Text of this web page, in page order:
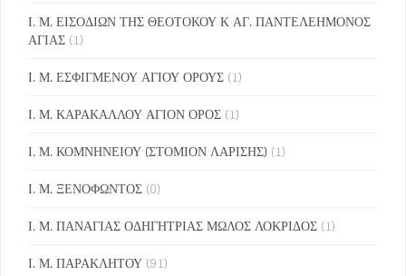
Ι. Μ. ΕΙΣΟΔΙΩΝ ΤΗΣ ΘΕΟΤΟΚΟΥ Κ ΑΓ. ΠΑΝΤΕΛΕΗΜΟΝΟΣ
ΑΓΙΑΣ (1)
Ι. Μ. ΕΣΦΙΓΜΕΝΟΥ ΑΓΙΟΥ ΟΡΟΥΣ (1)
Ι. Μ. ΚΑΡΑΚΑΛΛΟΥ ΑΓΙΟΝ ΟΡΟΣ (1)
Ι. Μ. ΚΟΜΝΗΝΕΙΟΥ (ΣΤΟΜΙΟΝ ΛΑΡΙΣΗΣ) (1)
Ι. Μ. ΞΕΝΟΦΩΝΤΟΣ (0)
Ι. Μ. ΠΑΝΑΓΙΑΣ ΟΔΗΓΗΤΡΙΑΣ ΜΩΛΟΣ ΛΟΚΡΙΔΟΣ (1)
Ι. Μ. ΠΑΡΑΚΛΗΤΟΥ (91)